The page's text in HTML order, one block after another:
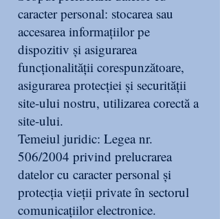
caracter personal: stocarea sau
accesarea informațiilor pe
dispozitiv și asigurarea
funcționalității corespunzătoare,
asigurarea protecției și securității
site-ului nostru, utilizarea corectă a
site-ului.
Temeiul juridic: Legea nr.
506/2004 privind prelucrarea
datelor cu caracter personal şi
protecţia vieţii private în sectorul
comunicaţiilor electronice.